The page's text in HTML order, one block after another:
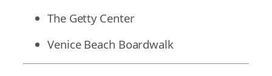
The Getty Center
Venice Beach Boardwalk